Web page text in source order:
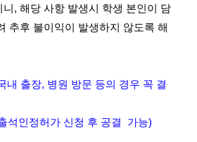
, 해당 사항 발생시 학생 본인이 담
추후 불이익이 발생하지 않도록 해
내 출장, 병원 방문 등의 경우 꼭 결
석인정허가 신청 후 공결 가능)